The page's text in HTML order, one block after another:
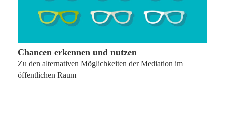
Chancen erkennen und nutzen
Zu den alternativen Möglichkeiten der Mediation im
öffentlichen Raum